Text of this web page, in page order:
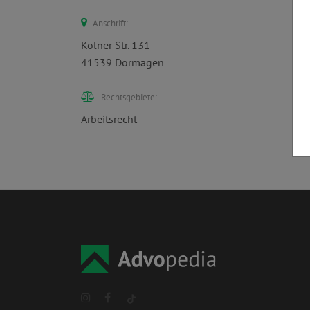
Anschrift:
Kölner Str. 131
41539 Dormagen
Rechtsgebiete:
Arbeitsrecht